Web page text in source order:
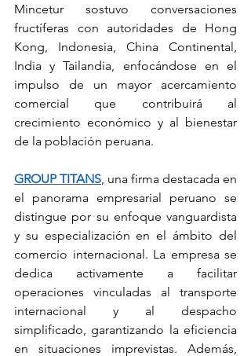
Mincetur sostuvo conversaciones
fructíferas con autoridades de Hong
Kong, Indonesia, China Continental,
India y Tailandia, enfocándose en el
impulso de un mayor acercamiento
comercial que contribuirá al
crecimiento económico y al bienestar
de la población peruana.
GROUP TITANS , una firma destacada en
el panorama empresarial peruano se
distingue por su enfoque vanguardista
y su especialización en el ámbito del
comercio internacional. La empresa se
dedica activamente a facilitar
operaciones vinculadas al transporte
internacional y al despacho
simplificado, garantizando la eficiencia
en situaciones imprevistas. Además,